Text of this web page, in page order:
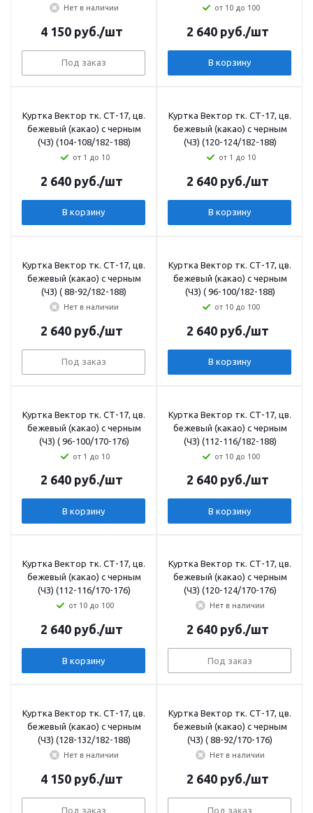
Нет в наличии
4 150руб./шт
Под заказ
от 10 до 100
2 640руб./шт
В корзину
Куртка Вектор тк. СТ-17, цв.
бежевый (какао) с черным
(ЧЗ) (104-108/182-188)
от 1 до 10
2 640руб./шт
В корзину
Куртка Вектор тк. СТ-17, цв.
бежевый (какао) с черным
(ЧЗ) (120-124/182-188)
от 1 до 10
2 640руб./шт
В корзину
Куртка Вектор тк. СТ-17, цв.
бежевый (какао) с черным
(ЧЗ) ( 88-92/182-188)
Нет в наличии
2 640руб./шт
Под заказ
Куртка Вектор тк. СТ-17, цв.
бежевый (какао) с черным
(ЧЗ) ( 96-100/182-188)
от 10 до 100
2 640руб./шт
В корзину
Куртка Вектор тк. СТ-17, цв.
бежевый (какао) с черным
(ЧЗ) ( 96-100/170-176)
от 1 до 10
2 640руб./шт
В корзину
Куртка Вектор тк. СТ-17, цв.
бежевый (какао) с черным
(ЧЗ) (112-116/182-188)
от 10 до 100
2 640руб./шт
В корзину
Куртка Вектор тк. СТ-17, цв.
бежевый (какао) с черным
(ЧЗ) (112-116/170-176)
от 10 до 100
2 640руб./шт
В корзину
Куртка Вектор тк. СТ-17, цв.
бежевый (какао) с черным
(ЧЗ) (120-124/170-176)
Нет в наличии
2 640руб./шт
Под заказ
Куртка Вектор тк. СТ-17, цв.
бежевый (какао) с черным
(ЧЗ) (128-132/182-188)
Нет в наличии
4 150руб./шт
Под заказ
Куртка Вектор тк. СТ-17, цв.
бежевый (какао) с черным
(ЧЗ) ( 88-92/170-176)
Нет в наличии
2 640руб./шт
Под заказ